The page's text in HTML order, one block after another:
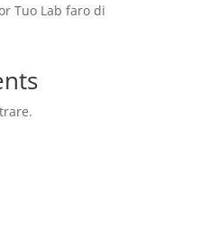
Tuo Lab faro di